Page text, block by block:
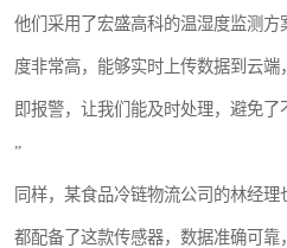
他们采用了宏盛高科的温湿度监测方
度非常高，能够实时上传数据到云
即报警，让我们能及时处理，避免了
”
同样，某食品冷链物流公司的林经
都配备了这款传感器，数据准确可